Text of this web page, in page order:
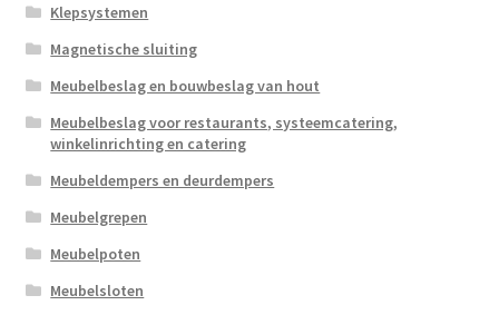
Klepsystemen
Magnetische sluiting
Meubelbeslag en bouwbeslag van hout
Meubelbeslag voor restaurants, systeemcatering,
winkelinrichting en catering
Meubeldempers en deurdempers
Meubelgrepen
Meubelpoten
Meubelsloten